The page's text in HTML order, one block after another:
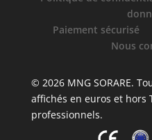
Paiement sécurisé
Nous
© 2026 MNG SORARE.
affichés en euros et hors
professionnels.